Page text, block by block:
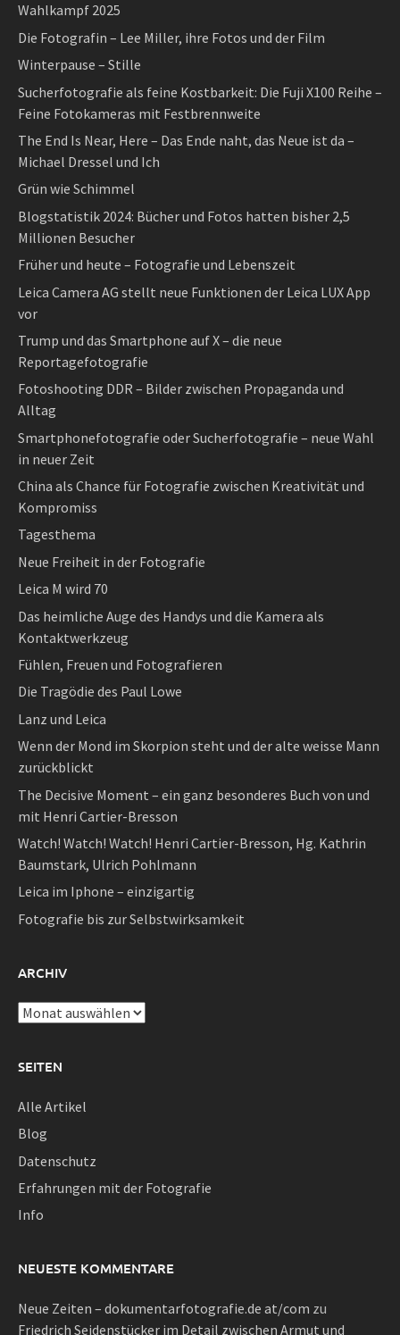
Wahlkampf 2025
Die Fotografin – Lee Miller, ihre Fotos und der Film
Winterpause – Stille
Sucherfotografie als feine Kostbarkeit: Die Fuji X100 Reihe –
Feine Fotokameras mit Festbrennweite
The End Is Near, Here – Das Ende naht, das Neue ist da –
Michael Dressel und Ich
Grün wie Schimmel
Blogstatistik 2024: Bücher und Fotos hatten bisher 2,5
Millionen Besucher
Früher und heute – Fotografie und Lebenszeit
Leica Camera AG stellt neue Funktionen der Leica LUX App
vor
Trump und das Smartphone auf X – die neue
Reportagefotografie
Fotoshooting DDR – Bilder zwischen Propaganda und
Alltag
Smartphonefotografie oder Sucherfotografie – neue Wahl
in neuer Zeit
China als Chance für Fotografie zwischen Kreativität und
Kompromiss
Tagesthema
Neue Freiheit in der Fotografie
Leica M wird 70
Das heimliche Auge des Handys und die Kamera als
Kontaktwerkzeug
Fühlen, Freuen und Fotografieren
Die Tragödie des Paul Lowe
Lanz und Leica
Wenn der Mond im Skorpion steht und der alte weisse Mann
zurückblickt
The Decisive Moment – ein ganz besonderes Buch von und
mit Henri Cartier-Bresson
Watch! Watch! Watch! Henri Cartier-Bresson, Hg. Kathrin
Baumstark, Ulrich Pohlmann
Leica im Iphone – einzigartig
Fotografie bis zur Selbstwirksamkeit
ARCHIV
Archiv
SEITEN
Alle Artikel
Blog
Datenschutz
Erfahrungen mit der Fotografie
Info
NEUESTE KOMMENTARE
Neue Zeiten – dokumentarfotografie.de at/com zu
Friedrich Seidenstücker im Detail zwischen Armut und